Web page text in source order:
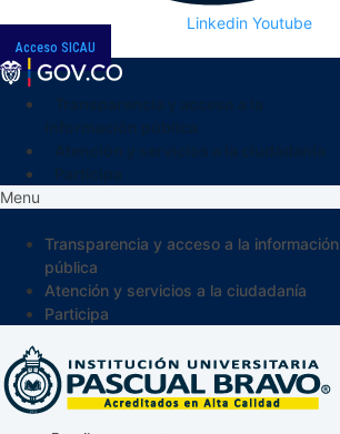
Linkedin Youtube
Acceso SICAU
Menu
Transparencia y acceso a la información
pública
Atención y servicios a la ciudadanía
Participa